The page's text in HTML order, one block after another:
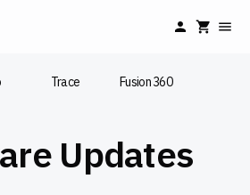
Trace Fusion 360
Updates